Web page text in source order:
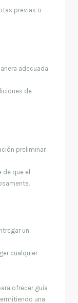
previas o
adecuada
de
preliminar
de que el
un
cualquier
ofrecer guía
una